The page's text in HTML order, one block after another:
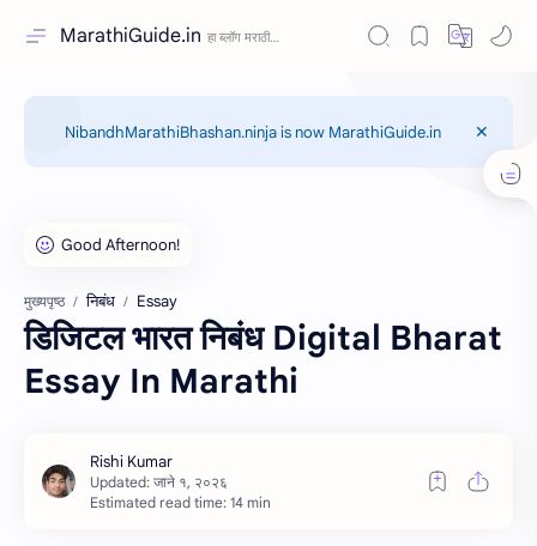
MarathiGuide.in
NibandhMarathiBhashan.ninja is now MarathiGuide.in
मुख्यपृष्ठ निबंध Essay
डिजिटल भारत निबंध Digital Bharat
Essay In Marathi
Estimated read time: 14 min